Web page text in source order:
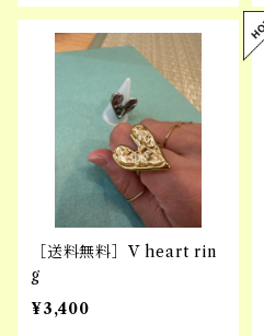
［送料無料］V heart rin
g
¥3,400